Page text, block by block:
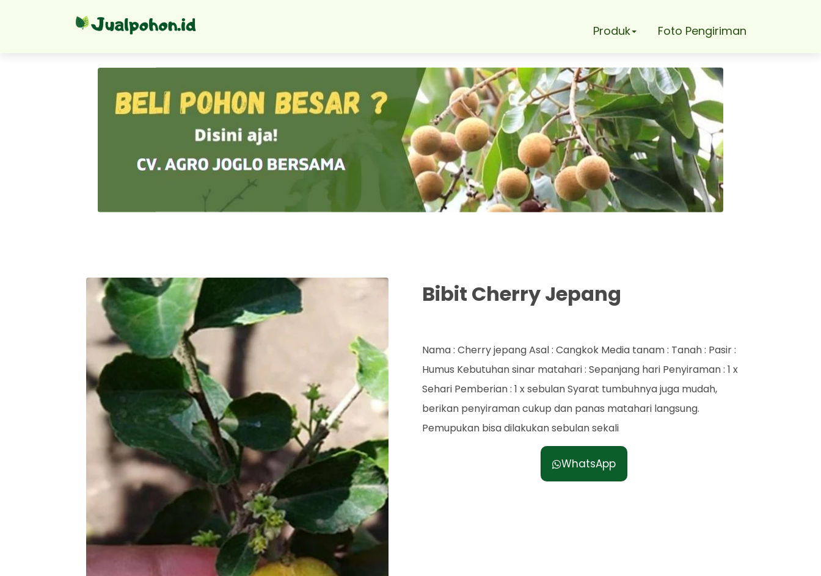
Produk Foto Pengiriman
Bibit Cherry Jepang
Nama : Cherry jepang Asal : Cangkok Media tanam : Tanah : Pasir :
Humus Kebutuhan sinar matahari : Sepanjang hari Penyiraman : 1 x
Sehari Pemberian : 1 x sebulan Syarat tumbuhnya juga mudah,
berikan penyiraman cukup dan panas matahari langsung.
Pemupukan bisa dilakukan sebulan sekali
WhatsApp